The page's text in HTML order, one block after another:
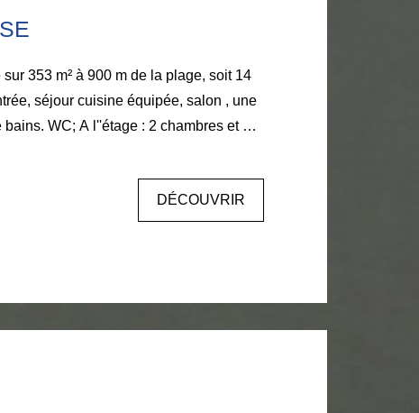
séjour cuisine équipée, salon , une
: 2 chambres et un
: un grande chambre . Une
06
DÉCOUVRIR